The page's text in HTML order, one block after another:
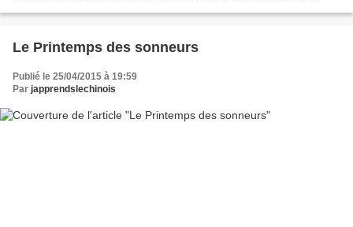
Le Printemps des sonneurs
Publié le 25/04/2015 à 19:59
Par japprendslechinois